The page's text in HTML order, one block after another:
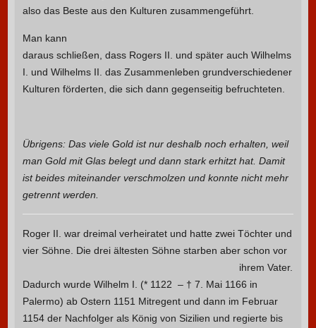
also das Beste aus den Kulturen zusammengeführt.
Man kann
daraus schließen, dass Rogers II. und später auch Wilhelms
I. und Wilhelms II. das Zusammenleben grundverschiedener
Kulturen förderten, die sich dann gegenseitig befruchteten.
Übrigens: Das viele Gold ist nur deshalb noch erhalten, weil
man Gold mit Glas belegt und dann stark erhitzt hat. Damit
ist beides miteinander verschmolzen und konnte nicht mehr
getrennt werden.
Roger II. war dreimal verheiratet und hatte zwei Töchter und
vier Söhne. Die drei ältesten Söhne starben aber schon vor
ihrem Vater.
Dadurch wurde Wilhelm I. (* 1122 – † 7. Mai 1166 in
Palermo) ab Ostern 1151 Mitregent und dann im Februar
1154 der Nachfolger als König von Sizilien und regierte bis